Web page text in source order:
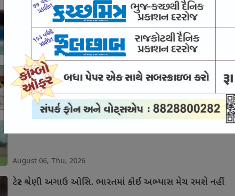
અલ્કરાજ હજુ અનફિટ : સિનસિનાટી ઓપનમાંથી ખસી ગયો
August 06, Thu, 2026
મુખ્યમંત્રીને કોમનવેલ્થ ગેમ્સ ફલેગ અપાયો
August 06, Thu, 2026
ઝહિર લંકા પ્રીમિયર લીગની ટીમ જાફના કિંગ્સનો સહમાલિક બન્યો
August 06, Thu, 2026
ટેસ્ટ શ્રેણી અગાઉ ઓસિ. ભારતમાં કોઈ અભ્યાસ મેચ રમશે નહીં